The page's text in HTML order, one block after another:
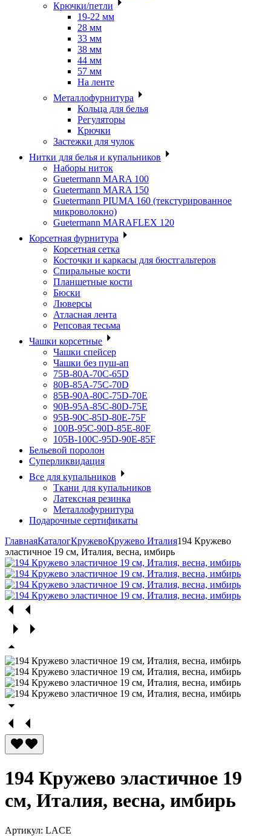
Крючки/петли
19-22 мм
28 мм
33 мм
38 мм
44 мм
57 мм
На ленте
Металлофурнитура
Кольца для белья
Регуляторы
Крючки
Застежки для чулок
Нитки для белья и купальников
Наборы ниток
Guetermann MARA 100
Guetermann MARA 150
Guetermann PIUMA 160 (текстурированное
микроволокно)
Guetermann MARAFLEX 120
Корсетная фурнитура
Корсетная сетка
Косточки и каркасы для бюстгальтеров
Спиральные кости
Планшетные кости
Бюски
Люверсы
Атласная лента
Репсовая тесьма
Чашки корсетные
Чашки спейсер
Чашки без пуш-ап
75В-80А-70С-65D
80В-85А-75С-70D
85В-90А-80С-75D-70E
90B-95A-85C-80D-75E
95B-90C-85D-80E-75F
100B-95C-90D-85E-80F
105B-100C-95D-90E-85F
Бельевой поролон
Суперликвидация
Все для купальников
Ткани для купальников
Латексная резинка
Металлофурнитура
Подарочные сертификаты
ГлавнаяКаталогКружевоКружево Италия194 Кружево
эластичное 19 см, Италия, весна, имбирь
194 Кружево эластичное 19
см, Италия, весна, имбирь
Артикул: LACE